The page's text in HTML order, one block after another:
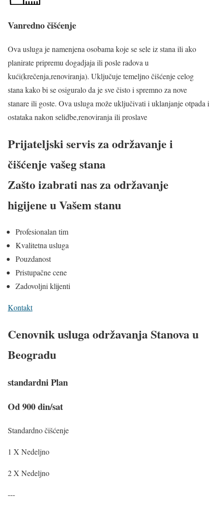
Vanredno čišćenje
Ova usluga je namenjena osobama koje se sele iz stana ili ako
planirate pripremu dogadjaja ili posle radova u
kući(krečenja,renoviranja). Uključuje temeljno čišćenje celog
stana kako bi se osiguralo da je sve čisto i spremno za nove
stanare ili goste. Ova usluga može uključivati i uklanjanje otpada i
ostataka nakon selidbe,renoviranja ili proslave
Prijateljski servis za održavanje i
čišćenje vašeg stana
Zašto izabrati nas za održavanje
higijene u Vašem stanu
Profesionalan tim
Kvalitetna usluga
Pouzdanost
Pristupačne cene
Zadovoljni klijenti
Kontakt
Cenovnik usluga održavanja Stanova u
Beogradu
standardni Plan
Od 900 din/sat
Standardno čišćenje
1 X Nedeljno
2 X Nedeljno
---